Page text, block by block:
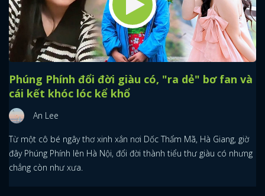
Phúng Phính đổi đời giàu có, "ra dẻ" bơ fan và
cái kết khóc lóc kể khổ
An Lee
Từ một cô bé ngây thơ xinh xắn nơi Dốc Thẩm Mã, Hà Giang, giờ
đây Phúng Phính lên Hà Nội, đổi đời thành tiểu thư giàu có nhưng
chẳng còn như xưa.